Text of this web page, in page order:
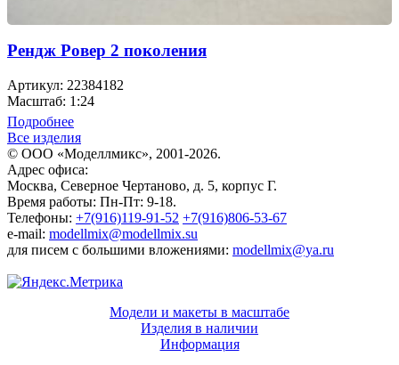
Рендж Ровер 2 поколения
Артикул: 22384182
Масштаб: 1:24
Подробнее
Все изделия
© ООО «Моделлмикс», 2001-2026.
Адрес офиса:
Москва, Северное Чертаново, д. 5, корпус Г.
Время работы: Пн-Пт: 9-18.
Телефоны: +7(916)119-91-52 +7(916)806-53-67
e-mail: modellmix@modellmix.su
для писем с большими вложениями: modellmix@ya.ru
Модели и макеты в масштабе
Изделия в наличии
Информация